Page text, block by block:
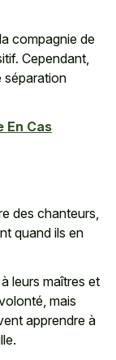
compagnie de
Cependant,
séparation
En Cas
des chanteurs,
quand ils en
leurs maîtres et
mais
apprendre à